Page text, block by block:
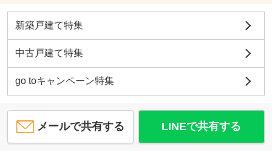
新築戸建て特集
中古戸建て特集
go toキャンペーン特集
メールで共有する LINEで共有する